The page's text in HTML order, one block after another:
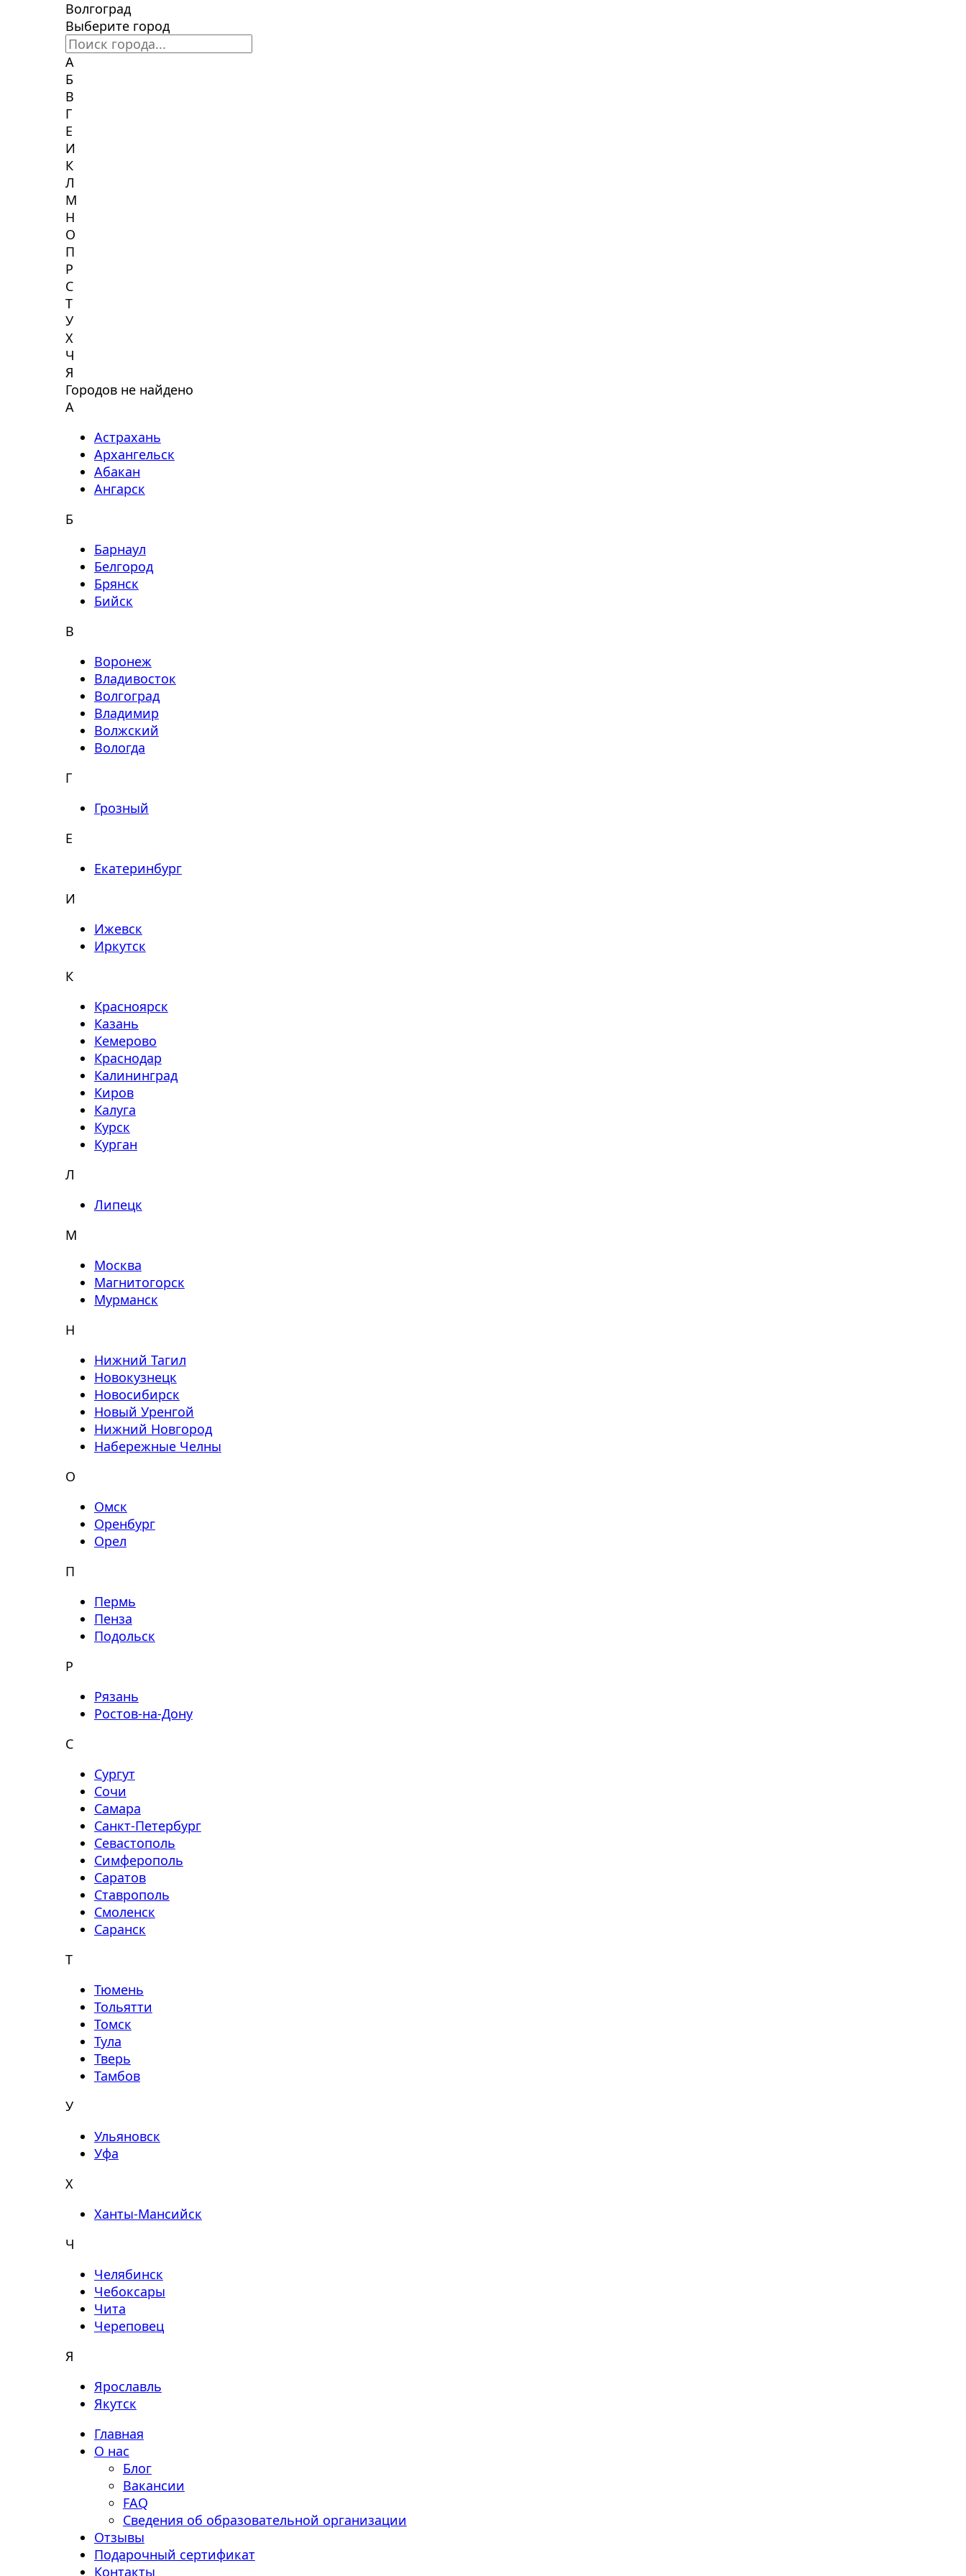
Волгоград
Выберите город
А
Б
В
Г
Е
И
К
Л
М
Н
О
П
Р
С
Т
У
Х
Ч
Я
Городов не найдено
А
Астрахань
Архангельск
Абакан
Ангарск
Б
Барнаул
Белгород
Брянск
Бийск
В
Воронеж
Владивосток
Волгоград
Владимир
Волжский
Вологда
Г
Грозный
Е
Екатеринбург
И
Ижевск
Иркутск
К
Красноярск
Казань
Кемерово
Краснодар
Калининград
Киров
Калуга
Курск
Курган
Л
Липецк
М
Москва
Магнитогорск
Мурманск
Н
Нижний Тагил
Новокузнецк
Новосибирск
Новый Уренгой
Нижний Новгород
Набережные Челны
О
Омск
Оренбург
Орел
П
Пермь
Пенза
Подольск
Р
Рязань
Ростов-на-Дону
С
Сургут
Сочи
Самара
Санкт-Петербург
Севастополь
Симферополь
Саратов
Ставрополь
Смоленск
Саранск
Т
Тюмень
Тольятти
Томск
Тула
Тверь
Тамбов
У
Ульяновск
Уфа
Х
Ханты-Мансийск
Ч
Челябинск
Чебоксары
Чита
Череповец
Я
Ярославль
Якутск
Главная
О нас
Блог
Вакансии
FAQ
Сведения об образовательной организации
Отзывы
Подарочный сертификат
Контакты